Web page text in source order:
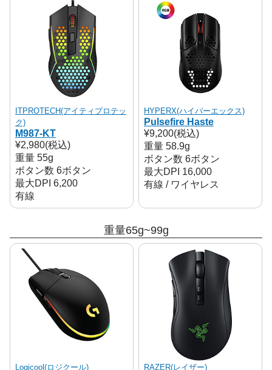
ITPROTECH(アイティプロテッ
ク)
M987-KT
¥2,980(税込)
重量 55g
ボタン数 6ボタン
最大DPI 6,200
有線
HYPERX(ハイパーエックス)
Pulsefire Haste
¥9,200(税込)
重量 58.9g
ボタン数 6ボタン
最大DPI 16,000
有線 / ワイヤレス
重量65g~99g
Logicool(ロジクール) RAZER(レイザー)